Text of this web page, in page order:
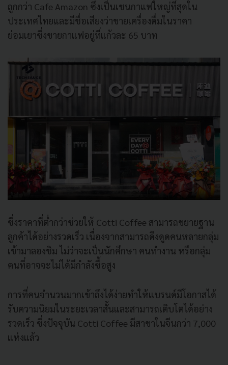
ถูกกว่า Cafe Amazon ซึ่งเป็นเชนกาแฟใหญ่ที่สุดใน
ประเทศไทยและมีชื่อเสียงว่าขายเครื่องดื่มในราคา
ย่อมเยาซึ่งขายกาแฟอยู่ที่แก้วละ 65 บาท
ซึ่งราคาที่ต่ำกว่าช่วยให้ Cotti Coffee สามารถขยายฐาน
ลูกค้าได้อย่างรวดเร็ว เนื่องจากสามารถดึงดูดคนหลายกลุ่ม
เข้ามาลองชิม ไม่ว่าจะเป็นนักศึกษา คนทำงาน หรือกลุ่ม
คนที่อาจจะไม่ได้มีกำลังซื้อสูง
การที่คนจำนวนมากเข้าถึงได้ง่ายทำให้แบรนด์มีโอกาสได้
รับความนิยมในระยะเวลาสั้นและสามารถเติบโตได้อย่าง
รวดเร็ว ซึ่งปัจจุบัน Cotti Coffee มีสาขาในจีนกว่า 7,000
แห่งแล้ว